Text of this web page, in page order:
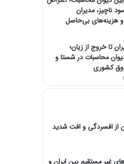
ناچیز، مدیران
هزینه‌های بی‌حاصل
تا خروج از زیان؛
محاسبات در شستا و
کشوری
از افسردگی و افت شدید
غیر مستقیم بین ایران و